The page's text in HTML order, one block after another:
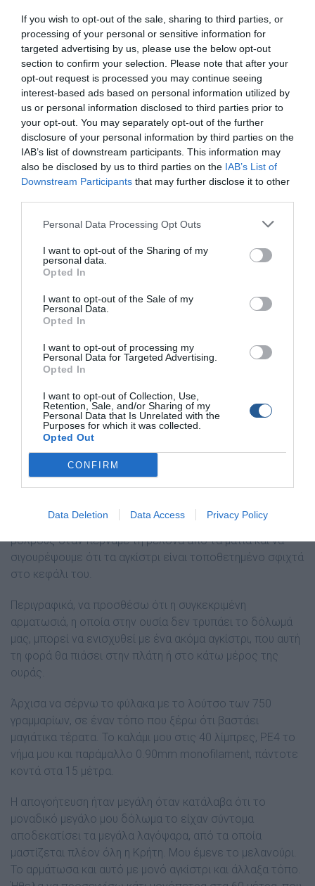
If you wish to opt-out of the sale, sharing to third parties, or
processing of your personal or sensitive information for
targeted advertising by us, please use the below opt-out
section to confirm your selection. Please note that after your
opt-out request is processed you may continue seeing
interest-based ads based on personal information utilized by
us or personal information disclosed to third parties prior to
your opt-out. You may separately opt-out of the further
disclosure of your personal information by third parties on the
IAB’s list of downstream participants. This information may
also be disclosed by us to third parties on the IAB’s List of
Downstream Participants that may further disclose it to other
Personal Data Processing Opt Outs
I want to opt-out of the Sharing of my
personal data.
Opted In
I want to opt-out of the Sale of my
Personal Data.
Opted In
I want to opt-out of processing my
Personal Data for Targeted Advertising.
Opted In
I want to opt-out of Collection, Use,
Retention, Sale, and/or Sharing of my
Personal Data that Is Unrelated with the
Purposes for which it was collected.
Opted Out
CONFIRM
Data Deletion Data Access Privacy Policy
Το μαγιάτικο της ιστορίας μας
Ο ήλιος ψήλωνε και είπα να ξεκινήσω για τα στίγµατά µου
πριν πιάσει για τα καλά η ζέστη.
Αρµάτωσα το λούτσο στο φύλακά µου, µε έναν τρόπο
που αποτελεί αγαπηµένη µου τεχνική. Όσοι φίλοι θέλουν,
IGFA που ονοµάζεται “How to bridle large baits: IGFA
School of Sportfishing» και θα το βρείτε εύκολα. Με αυτό
θα καταλάβετε την πονηριά της αρµατωσιάς που
επιτρέπει στο δόλωµά µας να παραµείνει ζωντανό για
πολλή ώρα και µε πολύ καλή πλευστότητα.
Σηµαντικό είναι να µην τραυµατίσουµε το ψάρι στους
βολβούς όταν περνάµε τη βελόνα από τα µάτια και να
σιγουρέψουµε ότι τα αγκίστρι είναι τοποθετηµένο σφιχτά
στο κεφάλι του.
Περιγραφικά, να προσθέσω ότι η συγκεκριµένη
αρµατωσιά, η οποία στην ουσία δεν τρυπάει το δόλωµά
µας, µπορεί να ενισχυθεί µε ένα ακόµα αγκίστρι, που αυτή
τη φορά θα πιάσει στην πλάτη ή στο κάτω µέρος της
ουράς.
Άρχισα να σέρνω το φύλακα µε το λούτσο των 750
γραµµαρίων, σε έναν τόπο που ξέρω ότι βαστάει
µαγιάτικα τέρατα. Το καλάµι µου στις 40 λίµπρες, PE4 το
νήµα µου και παράµαλλο 0.90mm monofilament, πάντοτε
κοντά στα 15 µέτρα.
H απογοήτευση ήταν µεγάλη όταν κατάλαβα ότι το
µοναδικό µεγάλο µου δόλωµα το είχαν σύντοµα
αποδεκατίσει τα µεγάλα λαγόψαρα, από τα οποία
µαστίζεται πλέον όλη η Κρήτη. Μου έµενε το µελανούρι.
Το αρµάτωσα και αυτό µε µονό αγκίστρι και άλλαξα τόπο.